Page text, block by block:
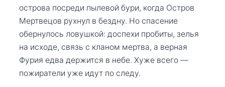
острова посреди пылевой бури, когда Остров
Мертвецов рухнул в бездну. Но спасение
обернулось ловушкой: доспехи пробиты, зелья
на исходе, связь с кланом мертва, а верная
Фурия едва держится в небе. Хуже всего —
пожиратели уже идут по следу.